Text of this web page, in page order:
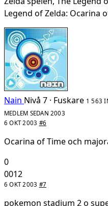
Legend of Zelda: Ocarina
Nain Nivå 7 · Fuskare 1 563
MEDLEM SEDAN 2003
6 OKT 2003 #6
Ocarina of Time och
0
0012
6 OKT 2003 #7
pokemon stadium 2 o